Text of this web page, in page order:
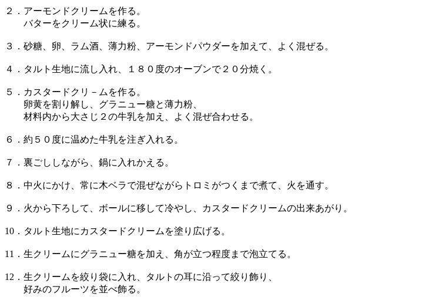
２．アーモンドクリームを作る。
バターをクリーム状に練る。
３．砂糖、卵、ラム酒、薄力粉、アーモンドパウダーを加えて、よく混ぜる。
４．タルト生地に流し入れ、１８０度のオーブンで２０分焼く。
５．カスタードクリ－ムを作る。
卵黄を割り解し、グラニュー糖と薄力粉、
材料内から大さじ２の牛乳を加え、よく混ぜ合わせる。
６．約５０度に温めた牛乳を注ぎ入れる。
７．裏ごししながら、鍋に入れかえる。
８．中火にかけ、常に木ベラで混ぜながらトロミがつくまで煮て、火を通す。
９．火から下ろして、ボールに移して冷やし、カスタードクリームの出来あがり。
10．タルト生地にカスタードクリームを塗り広げる。
11．生クリームにグラニュー糖を加え、角が立つ程度まで泡立てる。
12．生クリームを絞り袋に入れ、タルトの耳に沿って絞り飾り、
好みのフルーツを並べ飾る。